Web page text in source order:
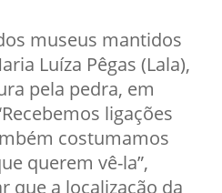
museus mantidos
Luíza Pêgas (Lala),
pela pedra, em
ligações
costumamos
querem vê-la”,
que a localização da